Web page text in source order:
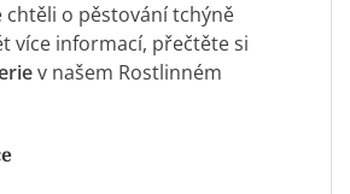
chtěli o pěstování tchýně
více informací, přečtěte si
v našem Rostlinném